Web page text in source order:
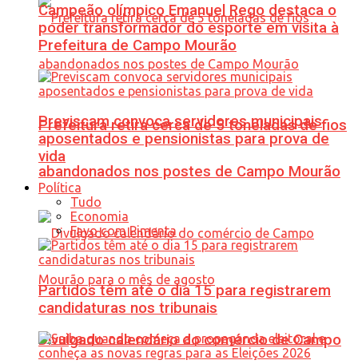
Prefeitura retira cerca de 5 toneladas de fios
abandonados nos postes de Campo Mourão
Divulgado calendário do comércio de Campo
Campeão olímpico Emanuel Rego destaca o
poder transformador do esporte em visita à
Prefeitura de Campo Mourão
Previscam convoca servidores municipais
aposentados e pensionistas para prova de
vida
Política
Tudo
Economia
Favo com Pimenta
Partidos têm até o dia 15 para registrarem
candidaturas nos tribunais